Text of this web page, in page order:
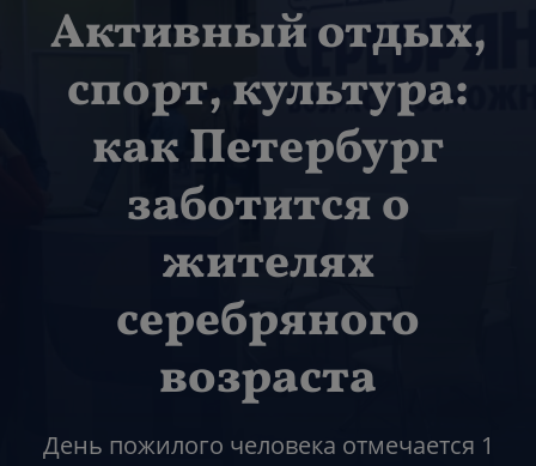
Активный отдых,
спорт, культура:
как Петербург
заботится о
жителях
серебряного
возраста
День пожилого человека отмечается 1